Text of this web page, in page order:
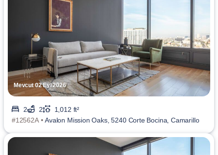
Mevcut 02 Eyl 2026
2 2
1,012 ft²
#12562A •Avalon Mission Oaks, 5240 Corte Bocina, Camarillo